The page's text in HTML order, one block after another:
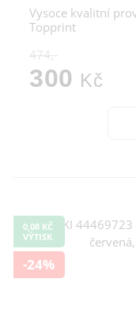
Vysoce kvalitní
Topprint
474,-
300 Kč
0,08 KČ
VÝTISK
-24%